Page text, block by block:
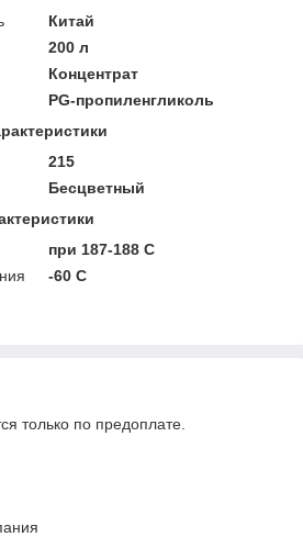
Китай
200 л
Концентрат
PG-пропиленгликоль
215
Бесцветный
при 187-188 С
-60 С
только по предоплате.